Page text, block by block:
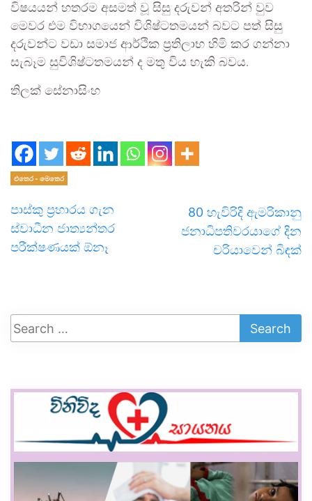
විෂයයන් හතරම අසමත් වූ සිසු දරුවන් අතරින් වුව
මෙවර එම විභාගයෙන් විශිෂ්ටතමයන් බවට පත් සිසු
දරුවන්ට වඩා සමාජ ආර්ථික ප්‍රතිලාභ හිමි කර ගන්නා
සැබෑම සුවිශිෂ්ටතමයන් ද මතු විය හැකි බවය.
තිලක් සේනාසිංහ
එතෙර - මෙතෙර
පාස්කු ප්‍රහාරය ගැන
ස්වාධීන ජාත්‍යන්තර
පරීක්ෂණයක් ඕනෑ
80 හැවිරිදි ඇමරිකානු
ජනාධිපතිවරයාගේ දින
චරියාවෙන් බිඳක්